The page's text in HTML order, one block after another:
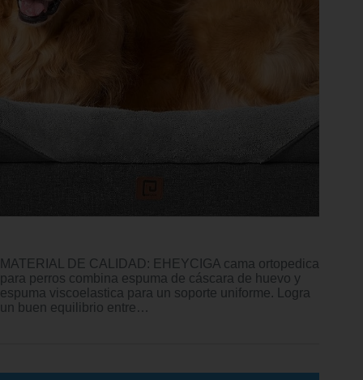
MATERIAL DE CALIDAD: EHEYCIGA cama ortopedica
para perros combina espuma de cáscara de huevo y
espuma viscoelastica para un soporte uniforme. Logra
un buen equilibrio entre…